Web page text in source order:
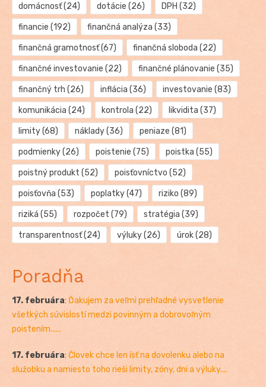
domácnosť(24) dotácie (26) DPH (32)
financie (192) finančná analýza (33)
finančná gramotnosť(67) finančná sloboda (22)
finančné investovanie (22) finančné plánovanie (35)
finančný trh (26) inflácia (36) investovanie (83)
komunikácia (24) kontrola (22) likvidita (37)
limity(68) náklady(36) peniaze (81)
podmienky(26) poistenie (75) poistka (55)
poistný produkt (52) poisťovníctvo (52)
poisťovňa (53) poplatky(47) riziko (89)
riziká (55) rozpočet (79) stratégia (39)
transparentnosť(24) výluky(26) úrok(28)
Poradňa
17. februára: Ďakujem za veľmi prehľadné vysvetlenie
všetkých súvislostí medzi povinným a dobrovoľným
poistením......
17. februára: Človek chce len ísť na dovolenku alebo na
služobku a namiesto toho rieši limity, zóny, dni a výluky....